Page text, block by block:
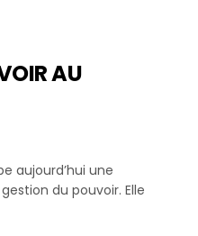
AU
aujourd’hui une
du pouvoir. Elle